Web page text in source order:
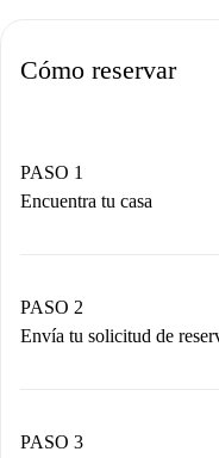
Cómo reservar
PASO 1
Encuentra tu casa
Tienes toda la
PASO 2
Envía tu solicitud de
propietario acepte.
PASO 3